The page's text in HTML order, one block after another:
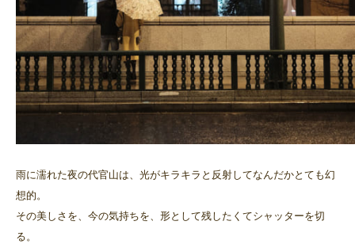
雨に濡れた夜の代官山は、光がキラキラと反射してなんだかとても幻
想的。
その美しさを、今の気持ちを、形として残したくてシャッターを切
る。